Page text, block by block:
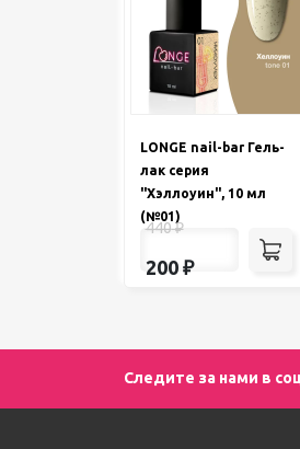
LONGE nail-bar Гель-
лак серия
"Хэллоуин", 10 мл
(№01)
440₽
200 ₽
Следите за нами в